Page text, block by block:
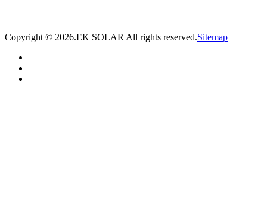
Copyright © 2026.EK SOLAR All rights reserved.Sitemap